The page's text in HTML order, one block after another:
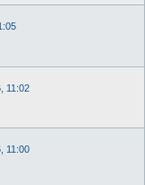
11:02
11:00